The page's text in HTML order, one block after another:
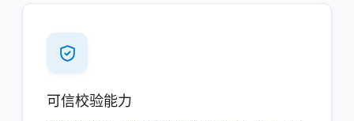
可信校验能力